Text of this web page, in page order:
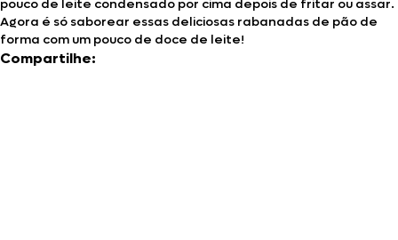
pouco de leite condensado por cima depois de fritar ou assar.
Agora é só saborear essas deliciosas rabanadas de pão de
forma com um pouco de doce de leite!
Compartilhe: